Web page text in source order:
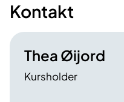
Kontakt
Thea Øijord
Kursholder